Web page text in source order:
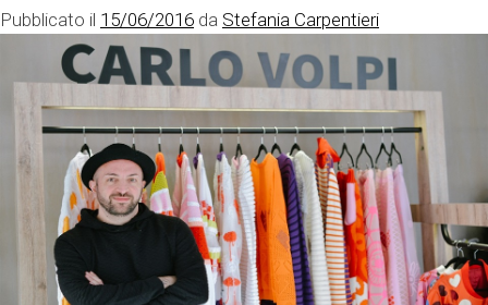
Pubblicato il 15/06/2016 da Stefania Carpentieri